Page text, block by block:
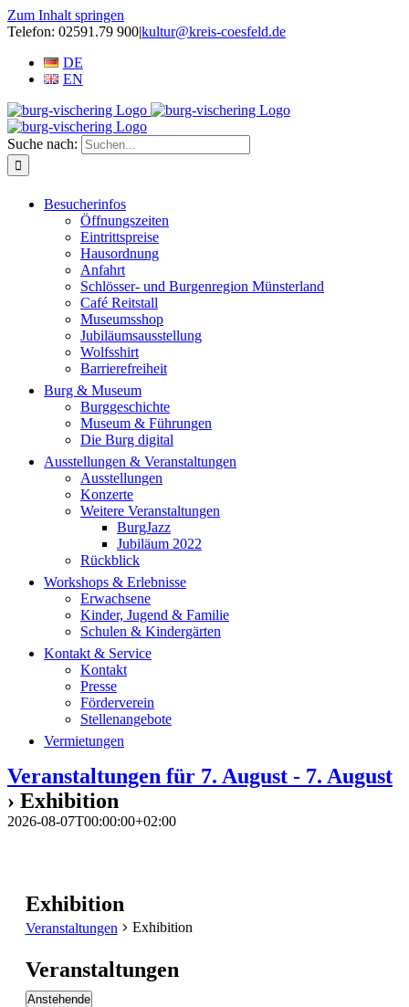
Zum Inhalt springen
Telefon: 02591.79 900|kultur@kreis-coesfeld.de
DE
EN
Suche nach:
Besucherinfos
Öffnungszeiten
Eintrittspreise
Hausordnung
Anfahrt
Schlösser- und Burgenregion Münsterland
Café Reitstall
Museumsshop
Jubiläumsausstellung
Wolfsshirt
Barrierefreiheit
Burg & Museum
Burggeschichte
Museum & Führungen
Die Burg digital
Ausstellungen & Veranstaltungen
Ausstellungen
Konzerte
Weitere Veranstaltungen
BurgJazz
Jubiläum 2022
Rückblick
Workshops & Erlebnisse
Erwachsene
Kinder, Jugend & Familie
Schulen & Kindergärten
Kontakt & Service
Kontakt
Presse
Förderverein
Stellenangebote
Vermietungen
Veranstaltungen für 7. August - 7. August
› Exhibition
2026-08-07T00:00:00+02:00
Exhibition
Veranstaltungen Exhibition
Veranstaltungen
Anstehende